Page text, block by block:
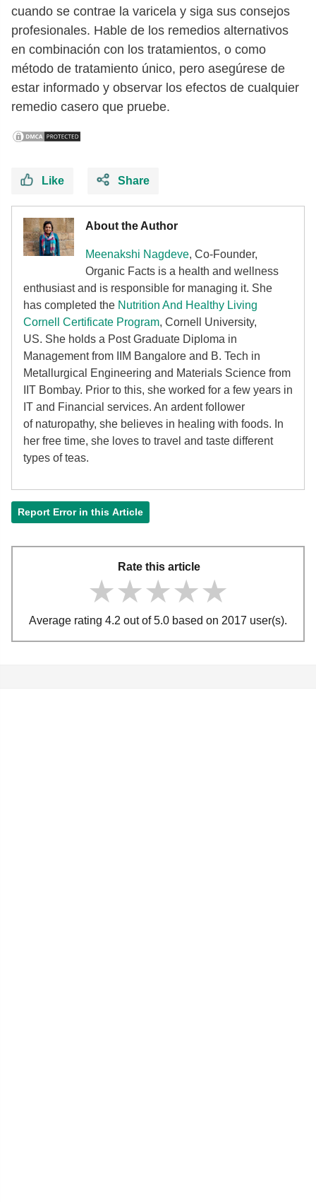
cuando se contrae la varicela y siga sus consejos
profesionales. Hable de los remedios alternativos
en combinación con los tratamientos, o como
método de tratamiento único, pero asegúrese de
estar informado y observar los efectos de cualquier
remedio casero que pruebe.
Like Share
About the Author
Meenakshi Nagdeve, Co-Founder,
Organic Facts is a health and wellness
enthusiast and is responsible for managing it. She
has completed the Nutrition And Healthy Living
Cornell Certificate Program, Cornell University,
US. She holds a Post Graduate Diploma in
Management from IIM Bangalore and B. Tech in
Metallurgical Engineering and Materials Science from
IIT Bombay. Prior to this, she worked for a few years in
IT and Financial services. An ardent follower
of naturopathy, she believes in healing with foods. In
her free time, she loves to travel and taste different
types of teas.
Report Error in this Article
Rate this article
★★★★★
★★★★★
★★★★★
Average rating 4.2 out of 5.0 based on 2017 user(s).